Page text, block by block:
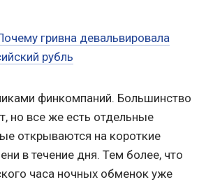
гривна девальвировала
рубль
финкомпаний. Большинство
но все же есть отдельные
открываются на короткие
в течение дня. Тем более, что
часа ночных обменок уже